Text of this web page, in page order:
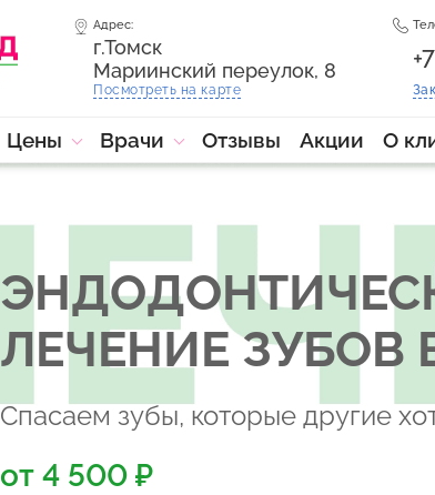
Адрес:
г.Томск
Мариинский переулок, 8
Посмотреть на карте
Цены Врачи Отзывы Акции О
ЛЕЧЕНИЕ ЗУБОВ
Спасаем зубы, которые другие
от 4 500 ₽